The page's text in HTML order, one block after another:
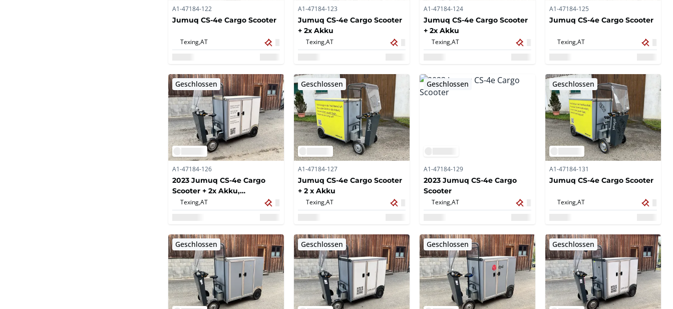
A1-47184-122
Jumuq CS-4e Cargo Scooter
Texing,AT
A1-47184-123
Jumuq CS-4e Cargo Scooter
+ 2x Akku
Texing,AT
A1-47184-124
Jumuq CS-4e Cargo Scooter
+ 2x Akku
Texing,AT
A1-47184-125
Jumuq CS-4e Cargo Scooter
Texing,AT
Geschlossen
A1-47184-126
2023 Jumuq CS-4e Cargo
Scooter + 2x Akku,
Dockingstation und
Ladegerät;
Texing,AT
Geschlossen
A1-47184-127
Jumuq CS-4e Cargo Scooter
+ 2 x Akku
Texing,AT
Geschlossen
A1-47184-129
2023 Jumuq CS-4e Cargo
Scooter
Texing,AT
Geschlossen
A1-47184-131
Jumuq CS-4e Cargo Scooter
Texing,AT
Geschlossen Geschlossen Geschlossen Geschlossen